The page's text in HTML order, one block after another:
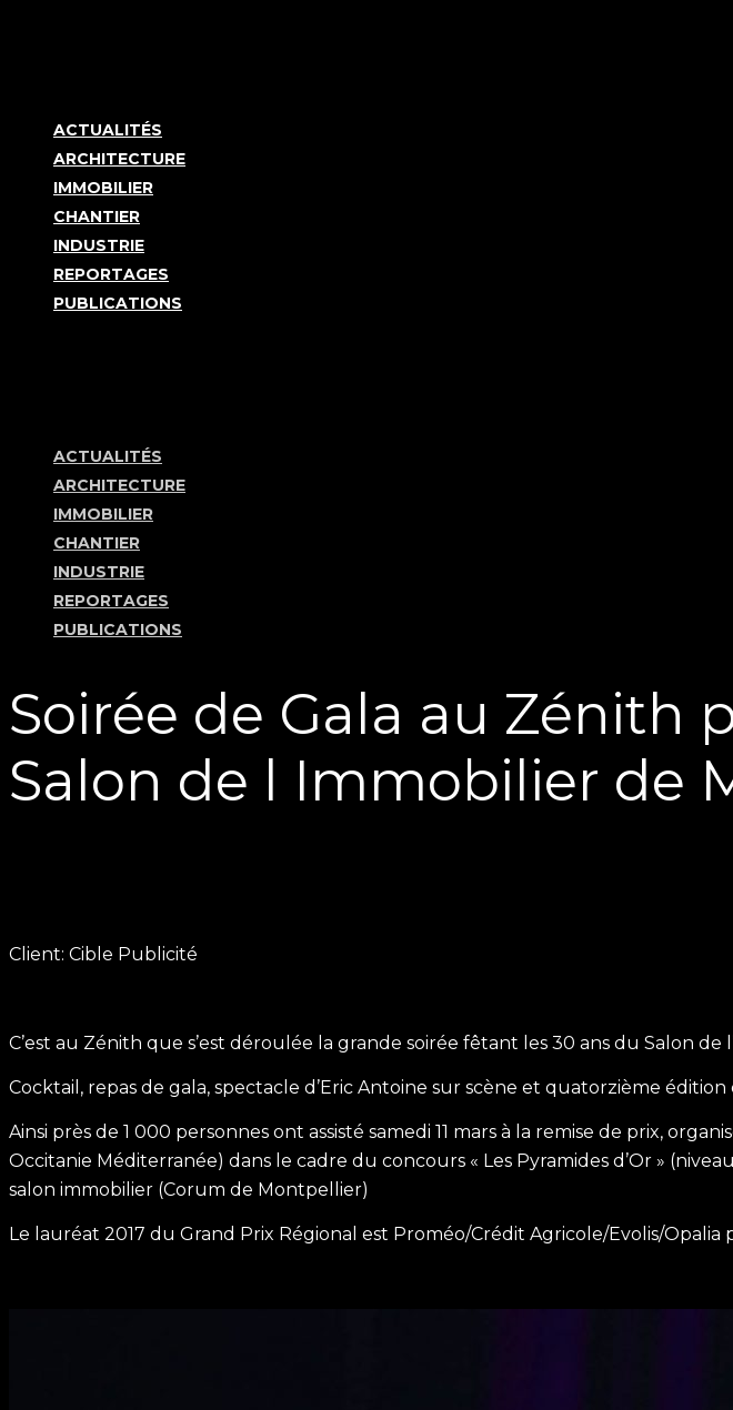
ACTUALITÉS
ARCHITECTURE
IMMOBILIER
CHANTIER
INDUSTRIE
REPORTAGES
PUBLICATIONS
ACTUALITÉS
ARCHITECTURE
IMMOBILIER
CHANTIER
INDUSTRIE
REPORTAGES
PUBLICATIONS
Soirée de Gala au Zénith
Salon de l Immobilier de
Client: Cible Publicité
C’est au Zénith que s’est déroulée la grande soirée fêtant les 30 ans du Salon
Cocktail, repas de gala, spectacle d’Eric Antoine sur scène et quatorzième édition
Ainsi près de 1 000 personnes ont assisté samedi 11 mars à la remise de prix,
Occitanie Méditerranée) dans le cadre du concours « Les Pyramides d’Or »
salon immobilier (Corum de Montpellier)
Le lauréat 2017 du Grand Prix Régional est Proméo/Crédit Agricole/Evolis/